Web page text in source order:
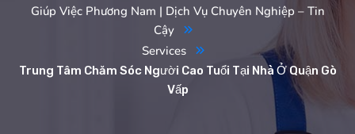
Giúp Việc Phương Nam | Dịch Vụ Chuyên Nghiệp – Tin
Cậy
Services
Trung Tâm Chăm Sóc Người Cao Tuổi Tại Nhà Ở Quận Gò
Vấp